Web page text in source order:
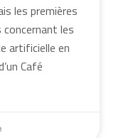
les premières
les
artificielle en
Café